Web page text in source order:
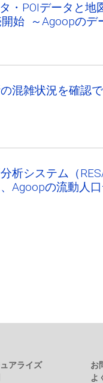
・POIデータと
開始 ～Agoopの
混雑状況を確認
析システム（
Agoopの流動人
アライズ
お
よ